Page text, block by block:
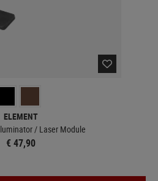
ELEMENT
/ Laser Module
€ 47,90